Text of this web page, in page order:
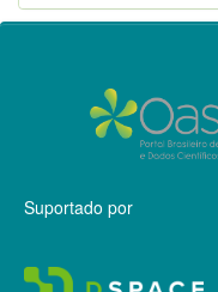
Suportado por